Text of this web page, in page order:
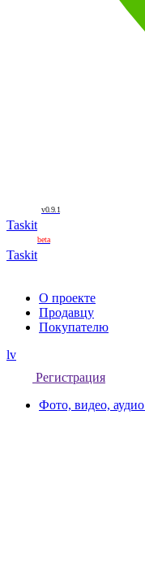
Taskit
v0.9.1
Taskit
beta
О проекте
Продавцу
Покупателю
lv
Регистрация
Фото, видео, аудио